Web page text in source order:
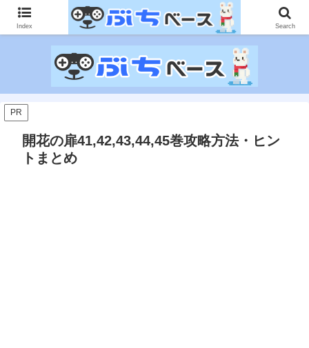
ゲームに課金して得た情報をゲーム記事に仕上げて、収益以上の課金をする無
限機関サイトです。
PR
開花の扉41,42,43,44,45巻攻略方法・ヒン
トまとめ
Index Search